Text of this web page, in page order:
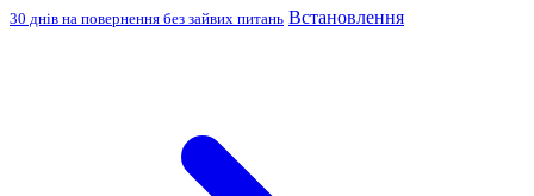
30 днів на повернення без зайвих питань Встановлення